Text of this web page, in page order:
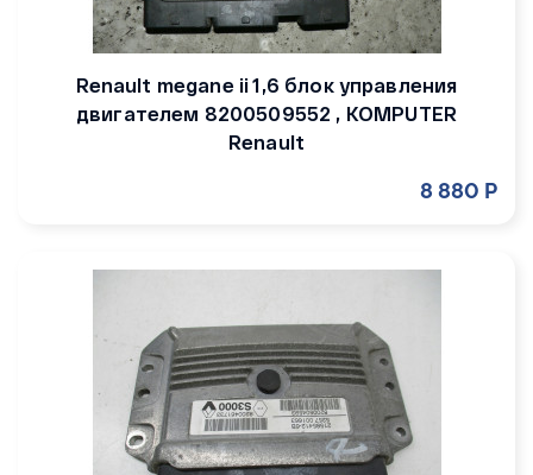
Renault megane ii 1,6 блок управления
двигателем 8200509552 , KOMPUTER
Renault
8 880 Р